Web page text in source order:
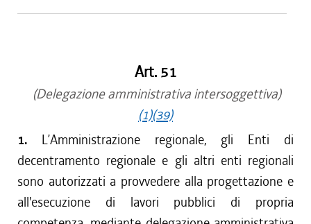
Art. 51
(Delegazione amministrativa intersoggettiva)
(1)(39)
1. L’Amministrazione regionale, gli Enti di
decentramento regionale e gli altri enti regionali
sono autorizzati a provvedere alla progettazione e
all'esecuzione di lavori pubblici di propria